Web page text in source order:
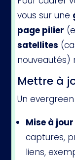
vous sur une
page pilier
satellites
nouveautés)
Mettre à
Un evergreen
Mise à
captures,
liens,